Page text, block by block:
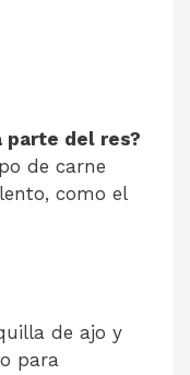
parte del res?
de carne
como el
de ajo y
para